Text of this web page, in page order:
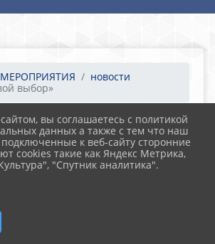
МЕРОПРИЯТИЯ
новости
выбор»
17
свой выбор»
вы соглашаетесь с политикой
данных а также с тем что наш
к веб-сайту сторонние
cookies такие как Яндекс Метрика,
"Спутник аналитика".